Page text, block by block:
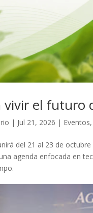
vivir el futuro
| Jul 21, 2026 | Eventos,
del 21 al 23 de
agenda enfocada en